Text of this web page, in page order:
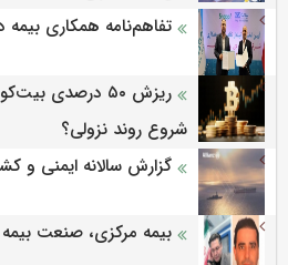
تفاهم‌نامه همکاری
ریزش ۵۰ درصدی
شروع روند نزولی؟
گزارش سالانه ایمنی و
بیمه مرکزی، صنعت بیمه